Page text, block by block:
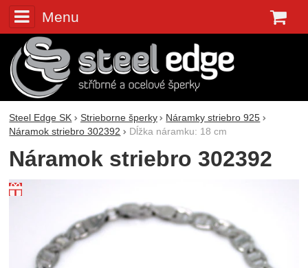
Menu
Steel Edge SK Strieborne šperky
Náramky striebro 925
Náramok striebro 302392
Dĺžka náramku: 18 cm
Náramok striebro 302392
Fotografie